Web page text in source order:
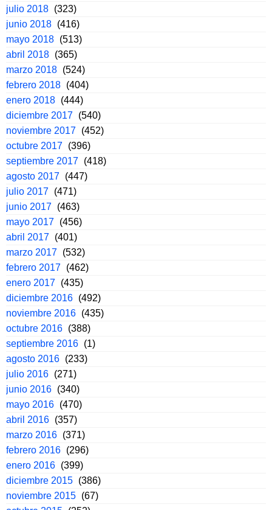
julio 2018 (323)
junio 2018 (416)
mayo 2018 (513)
abril 2018 (365)
marzo 2018 (524)
febrero 2018 (404)
enero 2018 (444)
diciembre 2017 (540)
noviembre 2017 (452)
octubre 2017 (396)
septiembre 2017 (418)
agosto 2017 (447)
julio 2017 (471)
junio 2017 (463)
mayo 2017 (456)
abril 2017 (401)
marzo 2017 (532)
febrero 2017 (462)
enero 2017 (435)
diciembre 2016 (492)
noviembre 2016 (435)
octubre 2016 (388)
septiembre 2016 (1)
agosto 2016 (233)
julio 2016 (271)
junio 2016 (340)
mayo 2016 (470)
abril 2016 (357)
marzo 2016 (371)
febrero 2016 (296)
enero 2016 (399)
diciembre 2015 (386)
noviembre 2015 (67)